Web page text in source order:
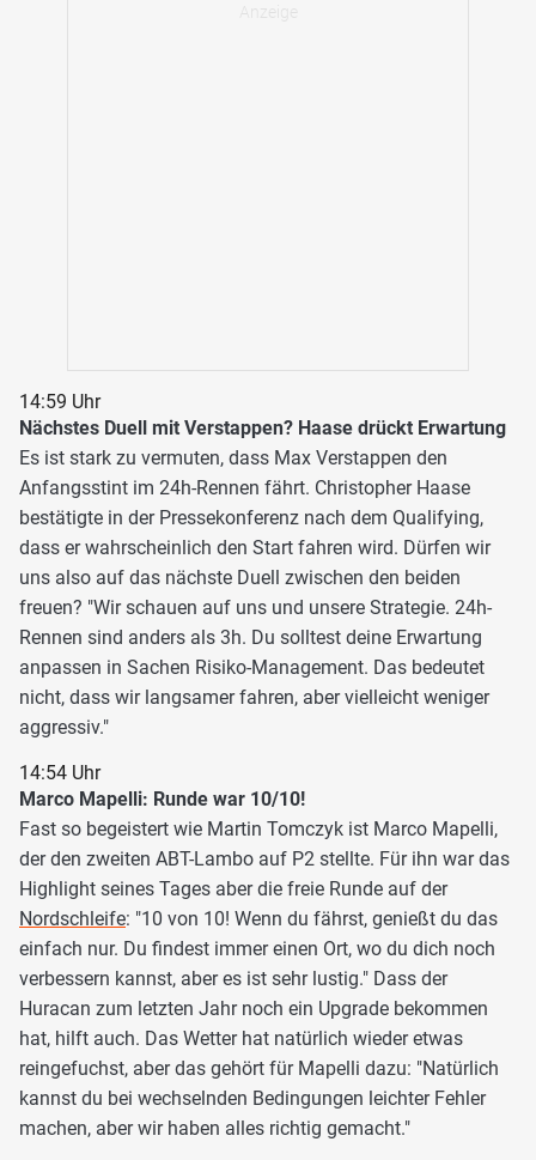
14:59 Uhr
Nächstes Duell mit Verstappen? Haase drückt Erwartung
Es ist stark zu vermuten, dass Max Verstappen den
Anfangsstint im 24h-Rennen fährt. Christopher Haase
bestätigte in der Pressekonferenz nach dem Qualifying,
dass er wahrscheinlich den Start fahren wird. Dürfen wir
uns also auf das nächste Duell zwischen den beiden
freuen? "Wir schauen auf uns und unsere Strategie. 24h-
Rennen sind anders als 3h. Du solltest deine Erwartung
anpassen in Sachen Risiko-Management. Das bedeutet
nicht, dass wir langsamer fahren, aber vielleicht weniger
aggressiv."
14:54 Uhr
Marco Mapelli: Runde war 10/10!
Fast so begeistert wie Martin Tomczyk ist Marco Mapelli,
der den zweiten ABT-Lambo auf P2 stellte. Für ihn war das
Highlight seines Tages aber die freie Runde auf der
Nordschleife: "10 von 10! Wenn du fährst, genießt du das
einfach nur. Du findest immer einen Ort, wo du dich noch
verbessern kannst, aber es ist sehr lustig." Dass der
Huracan zum letzten Jahr noch ein Upgrade bekommen
hat, hilft auch. Das Wetter hat natürlich wieder etwas
reingefuchst, aber das gehört für Mapelli dazu: "Natürlich
kannst du bei wechselnden Bedingungen leichter Fehler
machen, aber wir haben alles richtig gemacht."